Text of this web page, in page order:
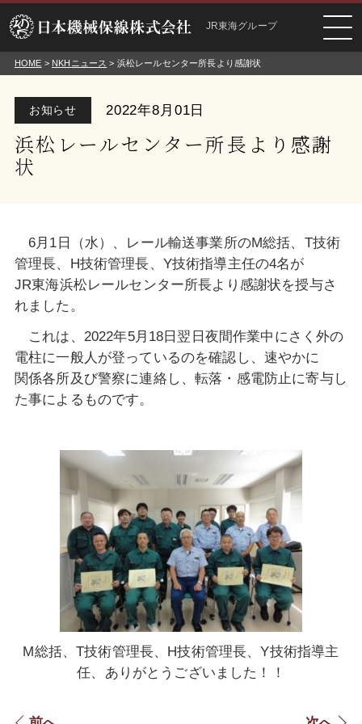
JR東海グループ
HOME > NKHニュース > 浜松レールセンター所長より感謝状
お知らせ 2022年8月01日
浜松レールセンター所長より感謝
状
6月1日（水）、レール輸送事業所のM総括、T技術
管理長、H技術管理長、Y技術指導主任の4名が
JR東海浜松レールセンター所長より感謝状を授与さ
れました。
これは、2022年5月18日翌日夜間作業中にさく外の
電柱に一般人が登っているのを確認し、速やかに
関係各所及び警察に連絡し、転落・感電防止に寄与し
た事によるものです。
M総括、T技術管理長、H技術管理長、Y技術指導主
任、ありがとうございました！！